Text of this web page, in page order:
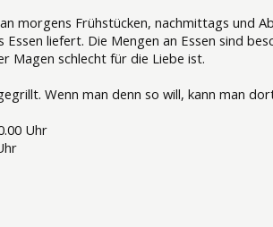
morgens Frühstücken, nachmittags und
Essen liefert. Die Mengen an Essen sind
Magen schlecht für die Liebe ist.
Wenn man denn so will, kann man
Uhr